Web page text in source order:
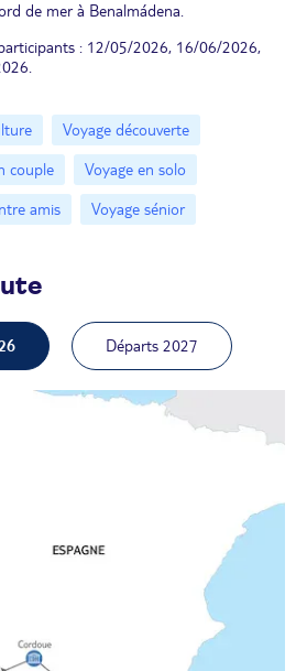
de mer à Benalmádena.
: 12/05/2026, 16/06/2026,
Voyage découverte
couple
Voyage en solo
amis
Voyage sénior
Départs 2027